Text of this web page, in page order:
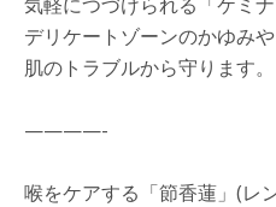
デリケートゾーンのかゆみ
肌のトラブルから守ります。
————-
喉をケアする「節香蓮」(レ